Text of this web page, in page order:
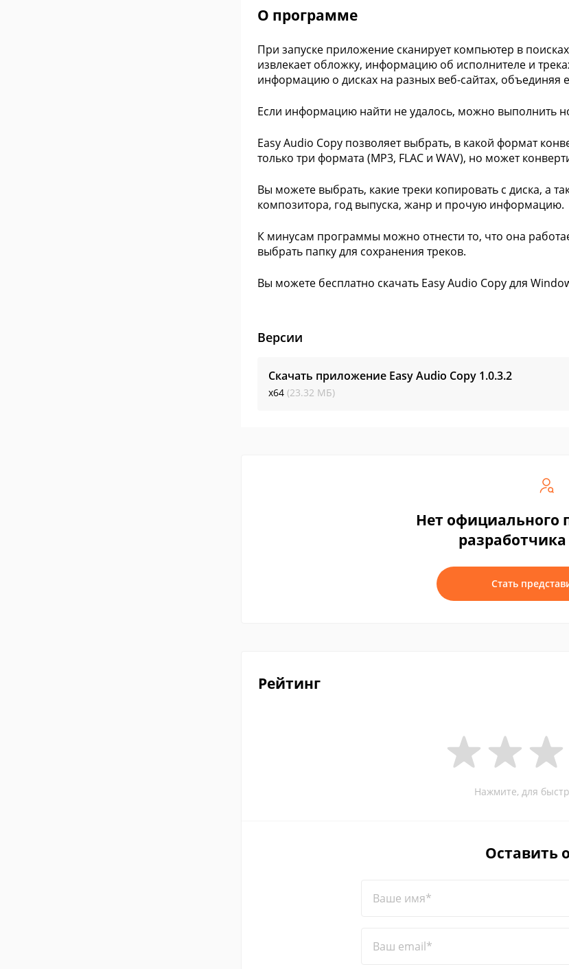
О программе
При запуске приложение сканирует компьютер в
извлекает обложку, информацию об исполнителе и
информацию о дисках на разных веб-сайтах, объединяя
Если информацию найти не удалось, можно выполнить
Easy Audio Copy позволяет выбрать, в какой формат
только три формата (MP3, FLAC и WAV), но может
Вы можете выбрать, какие треки копировать с диска, а
композитора, год выпуска, жанр и прочую информацию.
К минусам программы можно отнести то, что она
выбрать папку для сохранения треков.
Вы можете бесплатно скачать Easy Audio Copy для
Версии
Скачать приложение Easy Audio Copy 1.0.3.2
x64 (23.32 МБ)
Нет официального
Стать
Рейтинг
Нажмите, для
Оставить
Ваше имя*
Ваш email*